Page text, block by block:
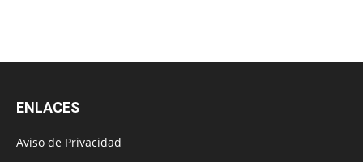
ENLACES
Aviso de Privacidad